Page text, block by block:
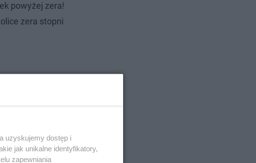
powyżej zera!
zera stopni
uzyskujemy dostęp i
jak unikalne identyfikatory,
zapewniania